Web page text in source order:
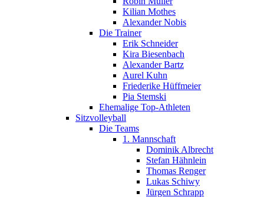
Kilian Mothes
Alexander Nobis
Die Trainer
Erik Schneider
Kira Biesenbach
Alexander Bartz
Aurel Kuhn
Friederike Hüffmeier
Pia Stemski
Ehemalige Top-Athleten
Sitzvolleyball
Die Teams
1. Mannschaft
Dominik Albrecht
Stefan Hähnlein
Thomas Renger
Lukas Schiwy
Jürgen Schrapp